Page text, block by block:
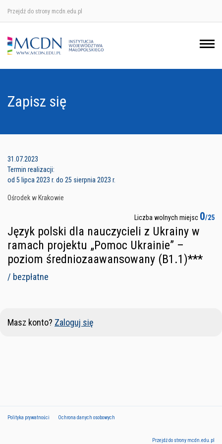
Przejdź do strony mcdn.edu.pl
Zapisz się
31.07.2023
Termin realizacji:
od 5 lipca 2023 r. do 25 sierpnia 2023 r.
Ośrodek w Krakowie
Liczba wolnych miejsc 0/25
Język polski dla nauczycieli z Ukrainy w
ramach projektu „Pomoc Ukrainie” –
poziom średniozaawansowany (B1.1)***
/ bezpłatne
Masz konto? Zaloguj się
Polityka prywatności Ochrona danych osobowych
Przejdź do strony mcdn.edu.pl
Ośrodek w Krakowie
Ośrodek w Nowym Sączu
Ośrodek w Tarnowie